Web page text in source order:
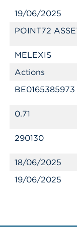
19/06/2025
POINT72
MELEXIS
Actions
BE0165385973
0.71
290130
18/06/2025
19/06/2025